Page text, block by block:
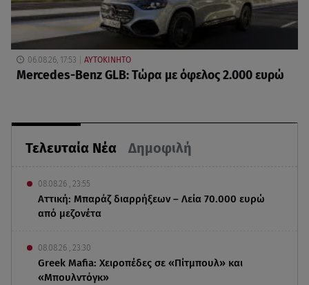
Τελευταία Νέα Δημοφιλή
08.08.26 , 23:55
Αττική: Μπαράζ διαρρήξεων – Λεία 70.000 ευρώ
από μεζονέτα
08.08.26 , 23:30
Greek Mafia: Χειροπέδες σε «Πίτμπουλ» και
«Μπουλντόγκ»
06.08.26, 17:53 ΑΥΤΟΚΙΝΗΤΟ
Mercedes-Benz GLB: Τώρα με όφελος 2.000 ευρώ